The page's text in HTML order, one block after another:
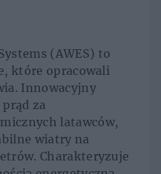
(AWES) to
które opracowali
Innowacyjny
za
latawców,
wiatry na
Charakteryzuje